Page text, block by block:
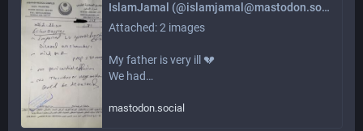
IslamJamal (@islamjamal@mastodon.social)
Attached: 2 images
My father is very ill 💔
We had…
mastodon.social